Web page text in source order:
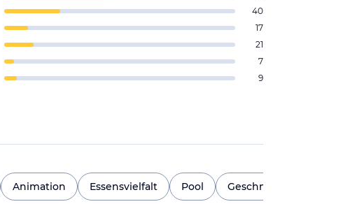
40
17
21
7
9
Animation Essensvielfalt Pool Geschmack